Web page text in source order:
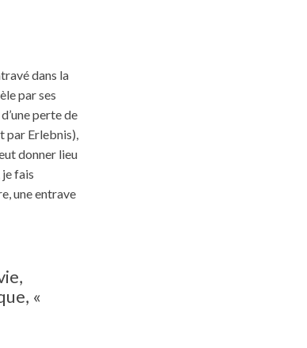
dans la
par ses
perte de
par Erlebnis),
donner lieu
fais
une entrave
«